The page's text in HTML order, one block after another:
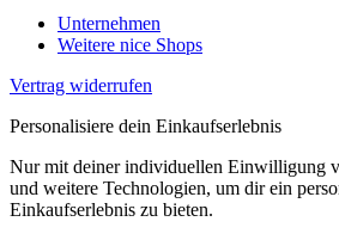
Unternehmen
Weitere nice Shops
Vertrag widerrufen
Personalisiere dein Einkaufserlebnis
Nur mit deiner individuellen Einwilligung
und weitere Technologien, um dir ein
Einkaufserlebnis zu bieten.